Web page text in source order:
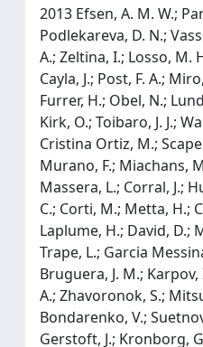
2013 Efsen, A. M. W.;
Podlekareva, D. N.;
A.; Zeltina, I.; Losso, M.
Cayla, J.; Post, F. A.;
Furrer, H.; Obel, N.;
Kirk, O.; Toibaro, J. J.;
Cristina Ortiz, M.;
Murano, F.; Miachans,
Massera, L.; Corral, J.;
C.; Corti, M.; Metta, H.;
Laplume, H.; David, D.;
Trape, L.; Garcia
Bruguera, J. M.;
A.; Zhavoronok, S.;
Bondarenko, V.;
Gerstoft, J.; Kronborg,